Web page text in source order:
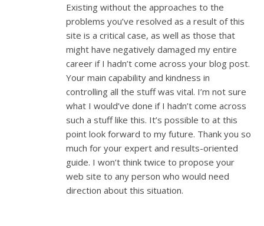
Existing without the approaches to the
problems you’ve resolved as a result of this
site is a critical case, as well as those that
might have negatively damaged my entire
career if I hadn’t come across your blog post.
Your main capability and kindness in
controlling all the stuff was vital. I’m not sure
what I would’ve done if I hadn’t come across
such a stuff like this. It’s possible to at this
point look forward to my future. Thank you so
much for your expert and results-oriented
guide. I won’t think twice to propose your
web site to any person who would need
direction about this situation.